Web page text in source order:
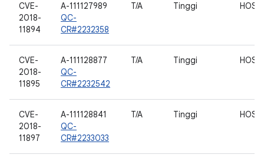
CVE-
2018-
11894
A-111127989
QC-
CR#2232358
T/A Tinggi HOST
CVE-
2018-
11895
A-111128877
QC-
CR#2232542
T/A Tinggi HOST
CVE-
2018-
11897
A-111128841
QC-
CR#2233033
T/A Tinggi HOST